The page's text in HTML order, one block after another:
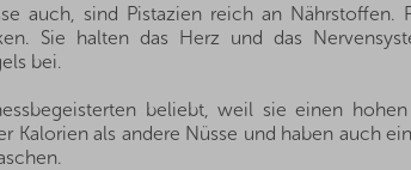
auch, sind Pistazien reich an
Sie halten das Herz und das
bei.
beliebt, weil sie einen
Kalorien als andere Nüsse und haben auch